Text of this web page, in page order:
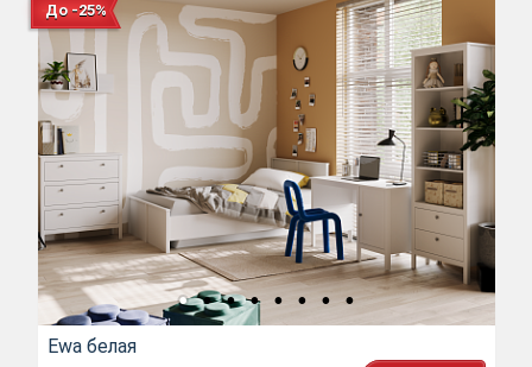
До -25%
Ewa белая